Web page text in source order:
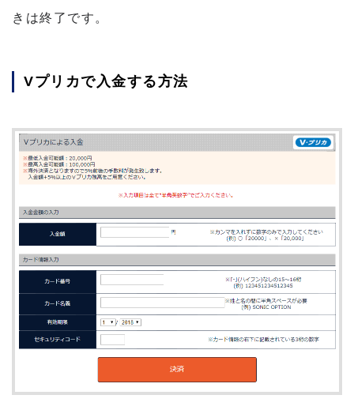
きは終了です。
Vプリカで入金する方法